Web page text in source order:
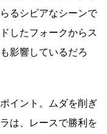
るシビアなシーンで
したフォークからス
影響しているだろ
イント。ムダを削ぎ
は、レースで勝利を